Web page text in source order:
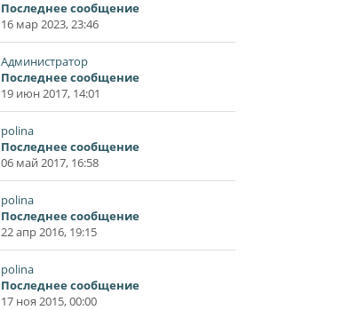
Последнее сообщение
16 мар 2023, 23:46
Администратор
Последнее сообщение
19 июн 2017, 14:01
polina
Последнее сообщение
06 май 2017, 16:58
polina
Последнее сообщение
22 апр 2016, 19:15
polina
Последнее сообщение
17 ноя 2015, 00:00